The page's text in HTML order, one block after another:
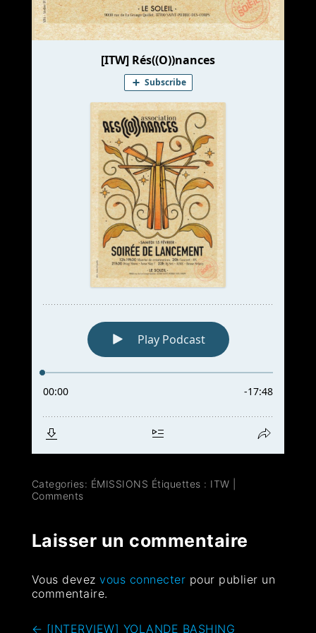
Categories: ÉMISSIONS Étiquettes : ITW
Comments
Laisser un commentaire
Vous devezvous connecter pour publier un
commentaire.
← [INTERVIEW] YOLANDE BASHING